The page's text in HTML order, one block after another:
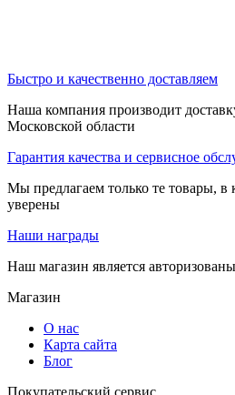
Быстро и качественно доставляем
Наша компания производит
Московской области
Гарантия качества и сервисное
Мы предлагаем только те товары, в
уверены
Наши награды
Наш магазин является
Магазин
О нас
Карта сайта
Блог